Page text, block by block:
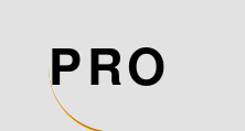
PRO